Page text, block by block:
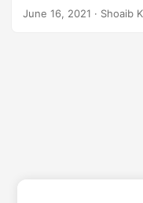
facilmente qualsiasi
June 16, 2021 · Shoaib